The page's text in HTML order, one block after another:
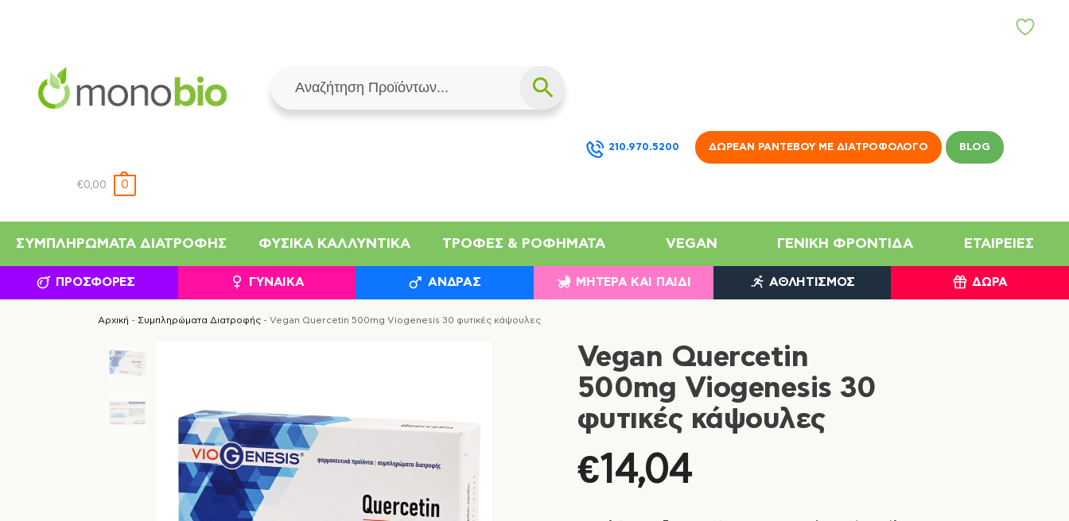
210.970.5200 ΔΩΡΕΆΝ ΡΑΝΤΕΒΟΎ ΜΕ ΔΙΑΤΡΟΦΟΛΌΓΟ BLOG
Α
€0,00 0
ΣΥΜΠΛΗΡΏΜΑΤΑ ΔΙΑΤΡΟΦΉΣ ΦΥΣΙΚΆ ΚΑΛΛΥΝΤΙΚΆ ΤΡΟΦΈΣ & ΡΟΦΉΜΑΤΑ VEGAN ΓΕΝΙΚΉ ΦΡΟΝΤΊΔΑ ΕΤΑΙΡΕΊΕΣ
ΠΡΟΣΦΟΡΈΣ ΓΥΝΑΊΚΑ ΆΝΔΡΑΣ ΜΗΤΈΡΑ ΚΑΙ ΠΑΙΔΊ ΑΘΛΗΤΙΣΜΌΣ ΔΏΡΑ
Αρχική - Συμπληρώματα Διατροφής- Vegan Quercetin 500mg Viogenesis 30 φυτικές κάψουλες
Vegan Quercetin
500mg Viogenesis 30
φυτικές κάψουλες
€14,04